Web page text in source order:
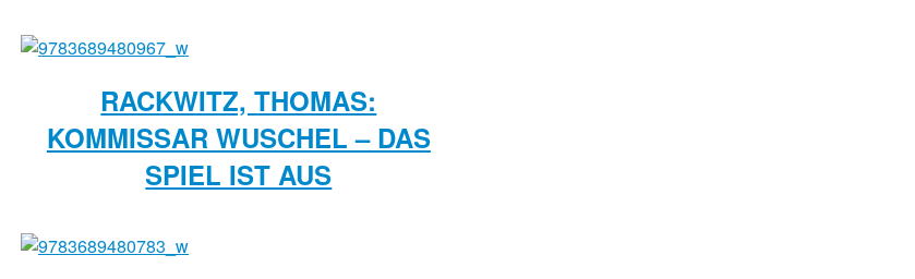
RACKWITZ, THOMAS:
KOMMISSAR WUSCHEL – DAS
SPIEL IST AUS